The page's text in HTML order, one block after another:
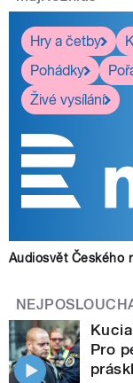
Hry a četby
Pohádky
Živé vysílání
Audiosvět Českého
Pro